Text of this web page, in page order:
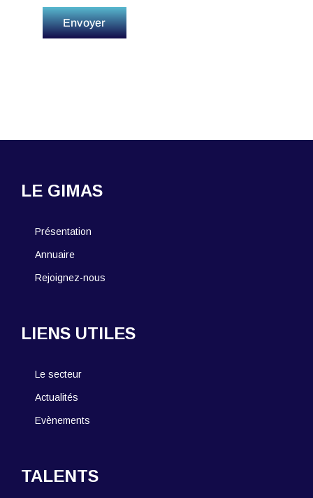
Envoyer
LE GIMAS
Présentation
Annuaire
Rejoignez-nous
LIENS UTILES
Le secteur
Actualités
Evènements
TALENTS